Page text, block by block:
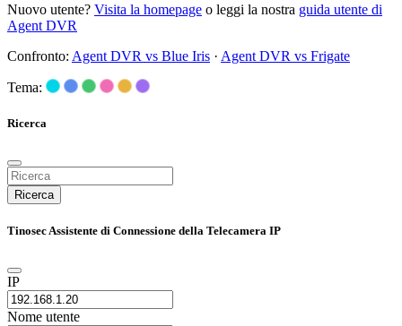
Nuovo utente? Visita la homepage o leggi la nostra guida utente di
Agent DVR
Confronto: Agent DVR vs Blue Iris · Agent DVR vs Frigate
Tema:
Ricerca
Ricerca
Tinosec Assistente di Connessione della Telecamera IP
IP
Nome utente